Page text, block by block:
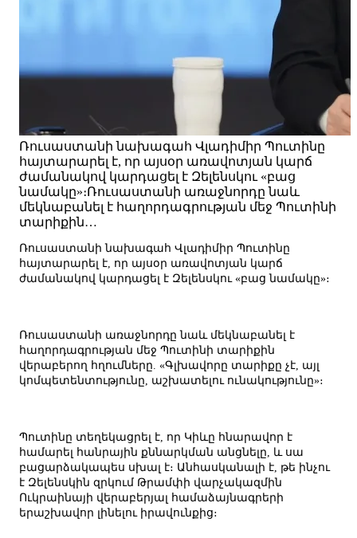
Ռուսաստանի նախագահ Վլադիմիր Պուտինը
հայտարարել է, որ այսօր առավոտյան կարճ
ժամանակով կարդացել է Զելենսկու «բաց
նամակը»։Ռուսաստանի առաջնորդը նաև
մեկնաբանել է հաղորդագրության մեջ Պուտինի
տարիքին…
Ռուսաստանի նախագահ Վլադիմիր Պուտինը
հայտարարել է, որ այսօր առավոտյան կարճ
ժամանակով կարդացել է Զելենսկու «բաց նամակը»։
Ռուսաստանի առաջնորդը նաև մեկնաբանել է
հաղորդագրության մեջ Պուտինի տարիքին
վերաբերող հղումները. «Գլխավորը տարիքը չէ, այլ
կոմպետենտությունը, աշխատելու ունակությունը»։
Պուտինը տեղեկացրել է, որ Կիևը հնարավոր է
համարել հանրային քննարկման անցնելը, և սա
բացարձակապես սխալ է։ Անհասկանալի է, թե ինչու
է Զելենսկին զրկում Թրամփի վարչակազմին
Ուկրաինայի վերաբերյալ համաձայնագրերի
երաշխավոր լինելու իրավունքից։